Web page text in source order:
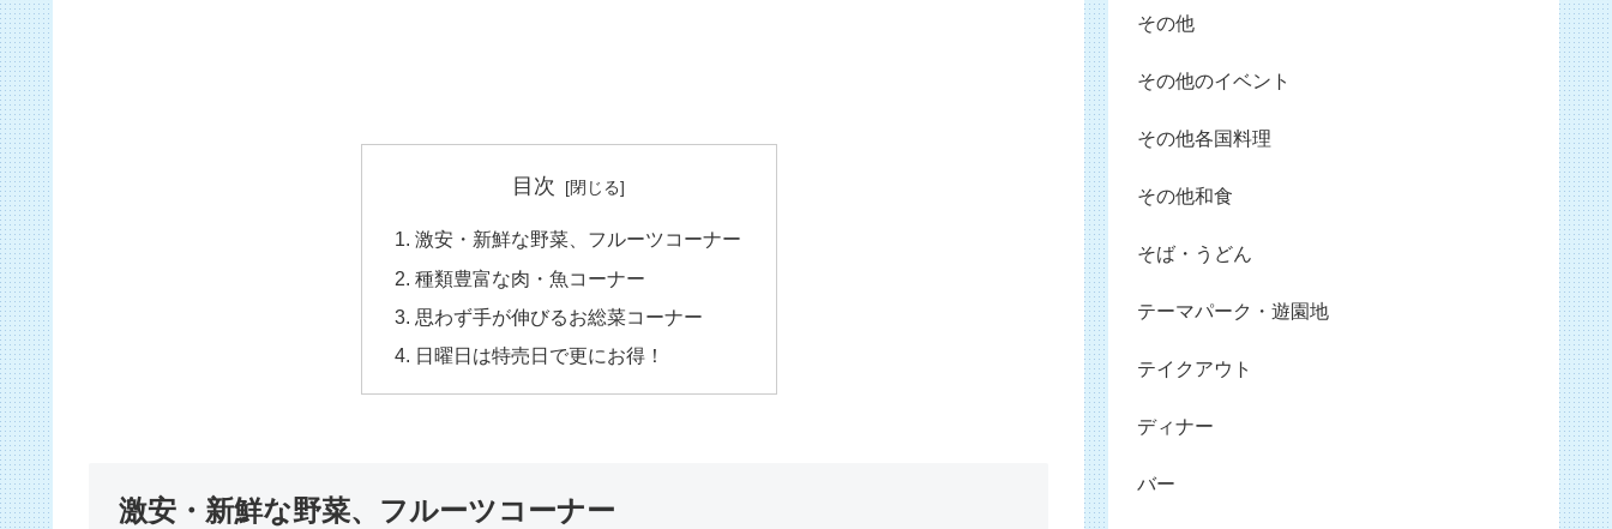
目次
激安・新鮮な野菜、フルーツコーナー
種類豊富な肉・魚コーナー
思わず手が伸びるお総菜コーナー
日曜日は特売日で更にお得！
激安・新鮮な野菜、フルーツコーナー
その他
その他のイベント
その他各国料理
その他和食
そば・うどん
テーマパーク・遊園地
テイクアウト
ディナー
バー